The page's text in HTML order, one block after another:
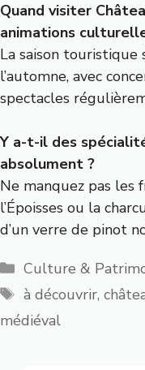
Quand visiter
animations
La saison touristique
l’automne, avec
spectacles
Y a-t-il des
absolument ?
Ne manquez pas les
l’Époisses ou la
d’un verre de pinot
Catégories
Culture &
Étiquettes
à découvrir,
médiéval